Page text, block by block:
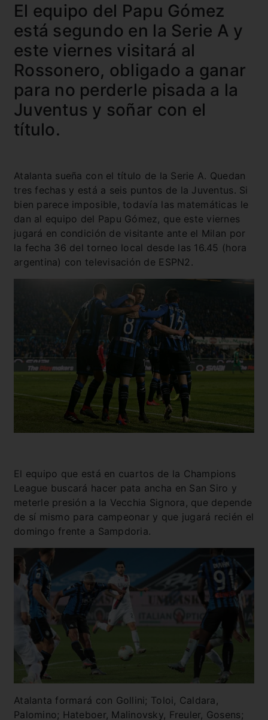
El equipo del Papu Gómez
está segundo en la Serie A y
este viernes visitará al
Rossonero, obligado a ganar
para no perderle pisada a la
Juventus y soñar con el
título.
Atalanta sueña con el título de la Serie A. Quedan
tres fechas y está a seis puntos de la Juventus. Si
bien parece imposible, todavía las matemáticas le
dan al equipo del Papu Gómez, que este viernes
jugará en condición de visitante ante el Milan por
la fecha 36 del torneo local desde las 16.45 (hora
argentina) con televisación de ESPN2.
El equipo que está en cuartos de la Champions
League buscará hacer pata ancha en San Siro y
meterle presión a la Vecchia Signora, que depende
de sí mismo para campeonar y que jugará recién el
domingo frente a Sampdoria.
Atalanta formará con Gollini; Toloi, Caldara,
Palomino; Hateboer, Malinovsky, Freuler, Gosens;